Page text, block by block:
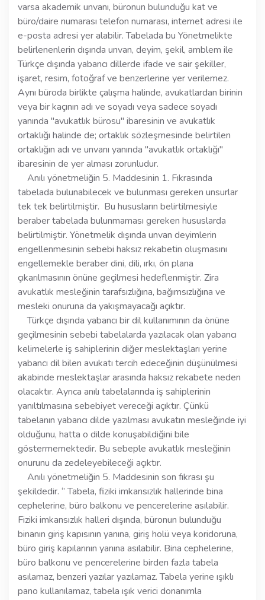
varsa akademik unvanı, büronun bulunduğu kat ve
büro/daire numarası telefon numarası, internet adresi ile
e-posta adresi yer alabilir. Tabelada bu Yönetmelikte
belirlenenlerin dışında unvan, deyim, şekil, amblem ile
Türkçe dışında yabancı dillerde ifade ve sair şekiller,
işaret, resim, fotoğraf ve benzerlerine yer verilemez.
Aynı büroda birlikte çalışma halinde, avukatlardan birinin
veya bir kaçının adı ve soyadı veya sadece soyadı
yanında "avukatlık bürosu" ibaresinin ve avukatlık
ortaklığı halinde de; ortaklık sözleşmesinde belirtilen
ortaklığın adı ve unvanı yanında "avukatlık ortaklığı"
ibaresinin de yer alması zorunludur.
Anılı yönetmeliğin 5. Maddesinin 1. Fıkrasında
tabelada bulunabilecek ve bulunması gereken unsurlar
tek tek belirtilmiştir. Bu hususların belirtilmesiyle
beraber tabelada bulunmaması gereken hususlarda
belirtilmiştir. Yönetmelik dışında unvan deyimlerin
engellenmesinin sebebi haksız rekabetin oluşmasını
engellemekle beraber dini, dili, ırkı, ön plana
çıkarılmasının önüne geçilmesi hedeflenmiştir. Zira
avukatlık mesleğinin tarafsızlığına, bağımsızlığına ve
mesleki onuruna da yakışmayacağı açıktır.
Türkçe dışında yabancı bir dil kullanımının da önüne
geçilmesinin sebebi tabelalarda yazılacak olan yabancı
kelimelerle iş sahiplerinin diğer meslektaşları yerine
yabancı dil bilen avukatı tercih edeceğinin düşünülmesi
akabinde meslektaşlar arasında haksız rekabete neden
olacaktır. Ayrıca anılı tabelalarında iş sahiplerinin
yanıltılmasına sebebiyet vereceği açıktır. Çünkü
tabelanın yabancı dilde yazılması avukatın mesleğinde iyi
olduğunu, hatta o dilde konuşabildiğini bile
göstermemektedir. Bu sebeple avukatlık mesleğinin
onurunu da zedeleyebileceği açıktır.
Anılı yönetmeliğin 5. Maddesinin son fıkrası şu
şekildedir. ‘’ Tabela, fiziki imkansızlık hallerinde bina
cephelerine, büro balkonu ve pencerelerine asılabilir.
Fiziki imkansızlık halleri dışında, büronun bulunduğu
binanın giriş kapısının yanına, giriş holü veya koridoruna,
büro giriş kapılarının yanına asılabilir. Bina cephelerine,
büro balkonu ve pencerelerine birden fazla tabela
asılamaz, benzeri yazılar yazılamaz. Tabela yerine ışıklı
pano kullanılamaz, tabela ışık verici donanımla